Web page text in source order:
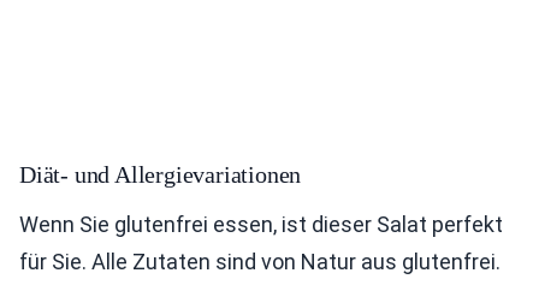
Diät- und Allergievariationen
Wenn Sie glutenfrei essen, ist dieser Salat perfekt
für Sie. Alle Zutaten sind von Natur aus glutenfrei.